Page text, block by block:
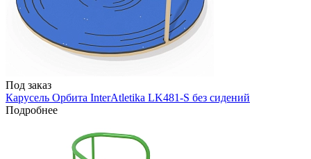
Под заказ
Карусель Орбита InterAtletika LK481-S без сидений
Подробнее